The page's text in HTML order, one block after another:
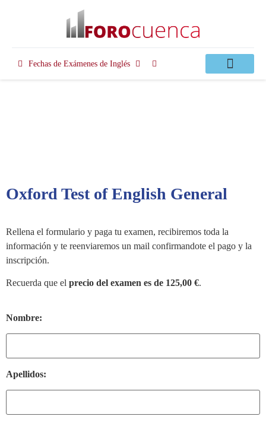
Fechas de Exámenes de Inglés
Oxford Test of English General
Rellena el formulario y paga tu examen, recibiremos toda la
información y te reenviaremos un mail confirmandote el pago y la
inscripción.
Recuerda que el precio del examen es de 125,00 €.
Nombre:
Apellidos: